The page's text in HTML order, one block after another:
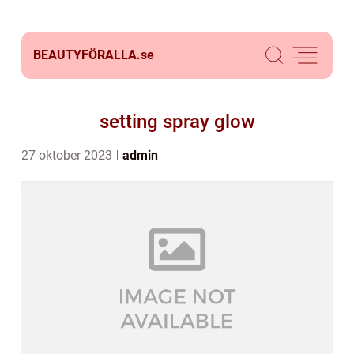
BEAUTYFÖRALLA.se
setting spray glow
27 oktober 2023 admin